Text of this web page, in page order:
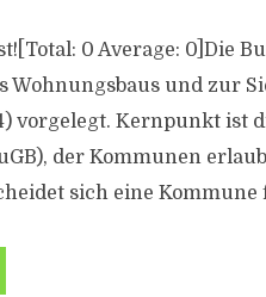
0 Average: 0]Die
Wohnungsbaus und zur
vorgelegt. Kernpunkt ist
der Kommunen
sich eine Kommune